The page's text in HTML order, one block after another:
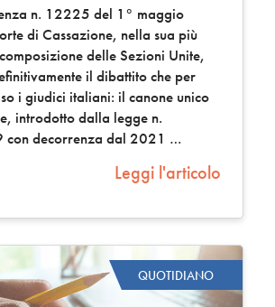
n. 12225 del 1° maggio
di Cassazione, nella sua più
delle Sezioni Unite,
il dibattito che per
i giudici italiani: il canone unico
introdotto dalla legge n.
decorrenza dal 2021
Leggi l'articolo
QUOTIDIANO